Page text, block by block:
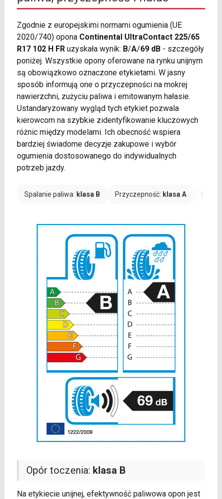
Zgodnie z europejskimi normami ogumienia (UE
2020/740) opona Continental UltraContact 225/65
R17 102 H FRuzyskała wynik: B/A/69 dB- szczegóły
poniżej. Wszystkie opony oferowane na rynku unijnym
są obowiązkowo oznaczone etykietami. W jasny
sposób informują one o przyczepności na mokrej
nawierzchni, zużyciu paliwa i emitowanym hałasie.
Ustandaryzowany wygląd tych etykiet pozwala
kierowcom na szybkie zidentyfikowanie kluczowych
różnic między modelami. Ich obecność wspiera
bardziej świadome decyzje zakupowe i wybór
ogumienia dostosowanego do indywidualnych
potrzeb jazdy.
Spalanie paliwa: klasa B Przyczepność: klasa A Hałas:
Opór toczenia: klasa B
Na etykiecie unijnej, efektywność paliwowa opon jest